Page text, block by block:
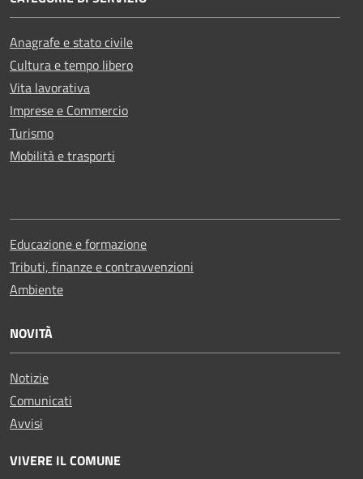
Anagrafe e stato civile
Cultura e tempo libero
Vita lavorativa
Imprese e Commercio
Turismo
Mobilità e trasporti
Educazione e formazione
Tributi, finanze e contravvenzioni
Ambiente
NOVITÀ
Notizie
Comunicati
Avvisi
VIVERE IL COMUNE